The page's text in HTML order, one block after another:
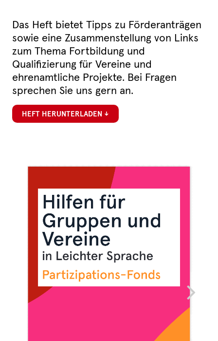
Das Heft bietet Tipps zu Förderanträgen
sowie eine Zusammenstellung von Links
zum Thema Fortbildung und
Qualifizierung für Vereine und
ehrenamtliche Projekte. Bei Fragen
sprechen Sie uns gern an.
HEFT HERUNTERLADEN ↓